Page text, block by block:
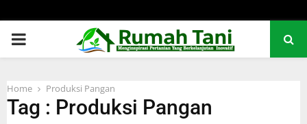
PRIMARY
Home Produksi Pangan
Tag : Produksi Pangan